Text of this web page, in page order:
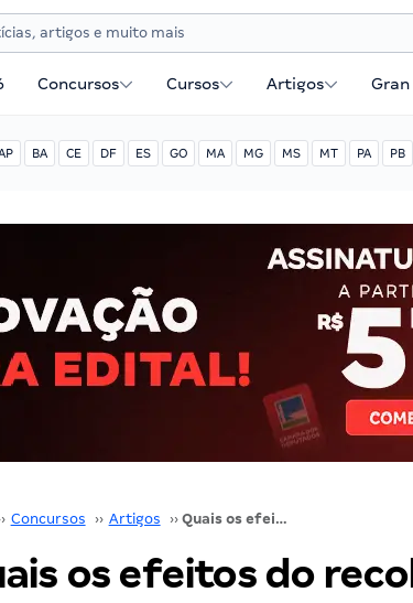
Concursos Cursos Artigos
BA CE DF ES GO MA MG MS MT PA PB
Concursos ›› Artigos ›› Quais os efeitos do recolhimento em atraso das contribuições previdenciárias?
os efeitos do